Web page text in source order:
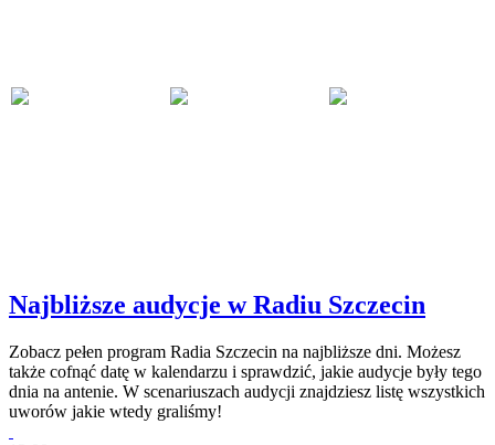
Najbliższe audycje w Radiu Szczecin
Zobacz pełen program Radia Szczecin na najbliższe dni. Możesz
także cofnąć datę w kalendarzu i sprawdzić, jakie audycje były tego
dnia na antenie. W scenariuszach audycji znajdziesz listę wszystkich
uworów jakie wtedy graliśmy!